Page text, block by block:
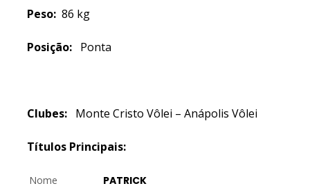
Peso: 86 kg
Posição: Ponta
Clubes: Monte Cristo Vôlei – Anápolis Vôlei
Títulos Principais:
Nome PATRICK